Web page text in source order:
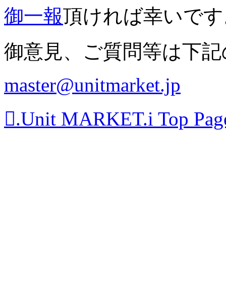
御一報頂ければ幸いで
御意見、ご質問等は下
master@unitmarket.jp
.Unit MARKET.i Top